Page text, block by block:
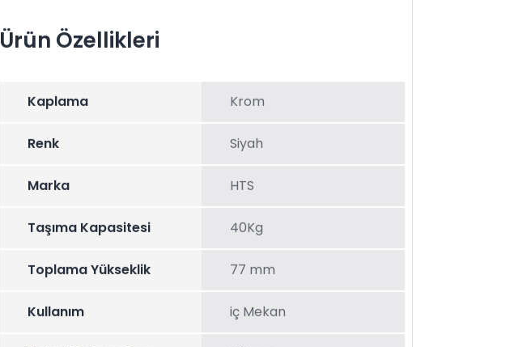
Ürün Özellikleri
Kaplama Krom
Renk Siyah
Marka HTS
Taşıma Kapasitesi 40Kg
Toplama Yükseklik 77 mm
Kullanım iç Mekan